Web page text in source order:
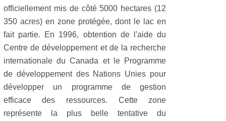
officiellement mis de côté 5000 hectares (12
350 acres) en zone protégée, dont le lac en
fait partie. En 1996, obtention de l'aide du
Centre de développement et de la recherche
internationale du Canada et le Programme
de développement des Nations Unies pour
développer un programme de gestion
efficace des ressources. Cette zone
représente la plus belle tentative du